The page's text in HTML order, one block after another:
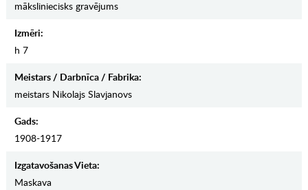
māksliniecisks gravējums
Izmēri:
h 7
Meistars / Darbnīca / Fabrika:
meistars Nikolajs Slavjanovs
Gads:
1908-1917
Izgatavošanas Vieta:
Maskava